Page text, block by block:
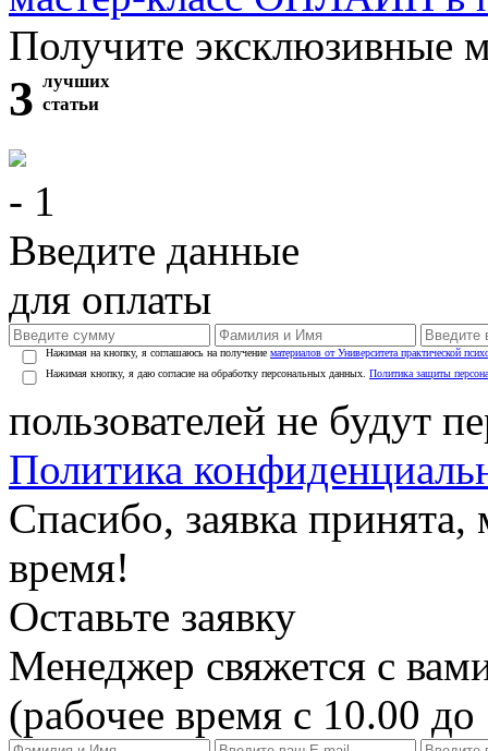
Получите эксклюзивные
3 лучших
статьи
- 1
Введите данные
для оплаты
Нажимая на кнопку, я соглашаюсь на получение материалов от Университета практической
Нажимая кнопку, я даю согласие на обработку персональных данных. Политика защиты
пользователей не будут
Политика
Спасибо, заявка
время!
Оставьте заявку
Менеджер свяжется с
(рабочее время с 10.00